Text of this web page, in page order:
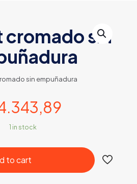
sin
sin empuñadura
1 in stock
to cart